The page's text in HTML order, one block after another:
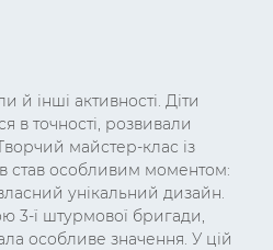
інші активності. Діти
в точності, розвивали
майстер-клас із
став особливим моментом:
унікальний дизайн.
3-ї штурмової бригади,
особливе значення. У цій